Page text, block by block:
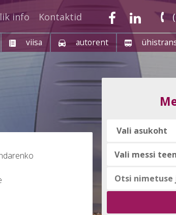
info Kontaktid
viisa autorent
Vali
teema